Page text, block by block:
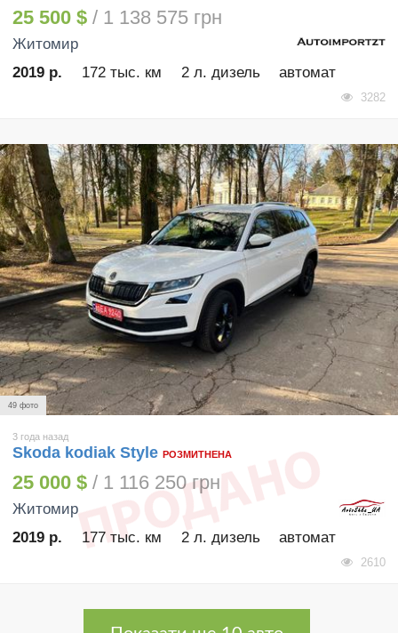
25 500 $ / 1 138 575 грн
Житомир
2019 р.
172 тыс. км 2 л. дизель автомат
3282
49 фото
3 года назад
Skoda kodiak Style РОЗМИТНЕНА
25 000 $ / 1 116 250 грн
Житомир
2019 р.
177 тыс. км 2 л. дизель автомат
2610